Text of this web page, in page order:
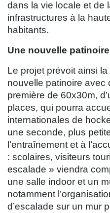
dans la vie locale et de
infrastructures à la
habitants.
Une nouvelle
Le projet prévoit ainsi la
nouvelle patinoire avec
première de 60x30m,
places, qui pourra
internationales de
une seconde, plus
l’entraînement et à
: scolaires, visiteurs
escalade » viendra
une salle indoor et un
notamment
d’escalade sur un mur